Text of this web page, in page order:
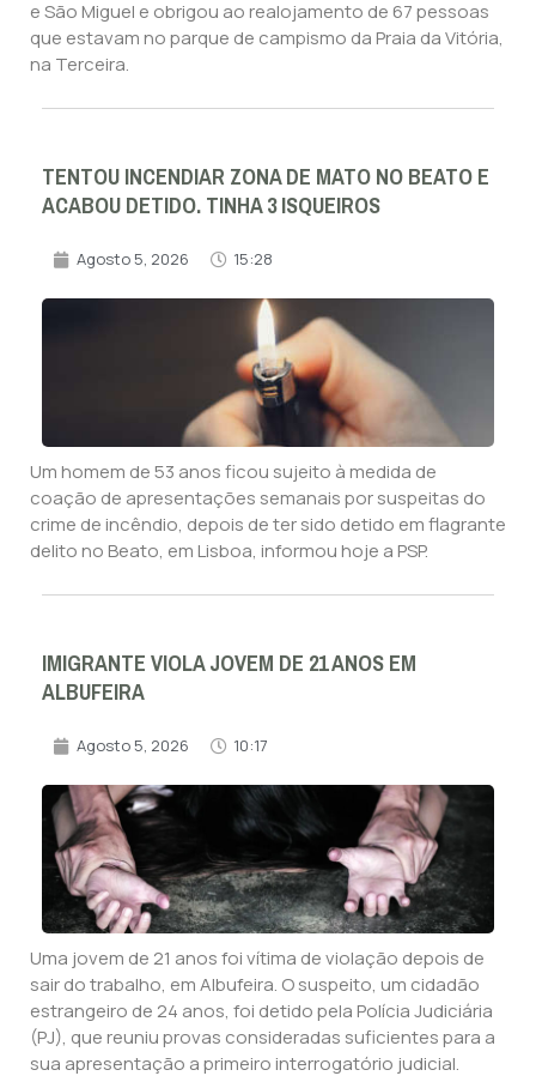
e São Miguel e obrigou ao realojamento de 67 pessoas
que estavam no parque de campismo da Praia da Vitória,
na Terceira.
TENTOU INCENDIAR ZONA DE MATO NO BEATO E
ACABOU DETIDO. TINHA 3 ISQUEIROS
Agosto 5, 2026 15:28
Um homem de 53 anos ficou sujeito à medida de
coação de apresentações semanais por suspeitas do
crime de incêndio, depois de ter sido detido em flagrante
delito no Beato, em Lisboa, informou hoje a PSP.
IMIGRANTE VIOLA JOVEM DE 21 ANOS EM
ALBUFEIRA
Agosto 5, 2026 10:17
Uma jovem de 21 anos foi vítima de violação depois de
sair do trabalho, em Albufeira. O suspeito, um cidadão
estrangeiro de 24 anos, foi detido pela Polícia Judiciária
(PJ), que reuniu provas consideradas suficientes para a
sua apresentação a primeiro interrogatório judicial.